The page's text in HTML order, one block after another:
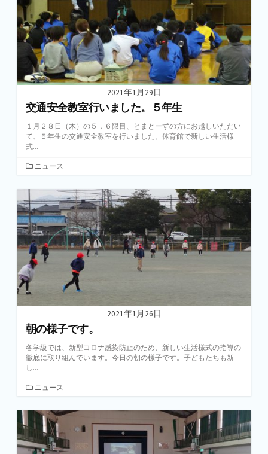
2021年1月29日
交通安全教室行いました。５年生
１月２８日（木）の５．６限目、とまとーずの方にお越しいただい
て、５年生の交通安全教室を行いました。体育館で新しい生活様
式...
カ
ゴ
リ
ー
ニュース
2021年1月26日
朝の様子です。
各学級では、新型コロナ感染防止のため、新しい生活様式の指導の
徹底に取り組んでいます。今日の朝の様子です。子どもたちも新
し...
カ
ゴ
ー
ニュース